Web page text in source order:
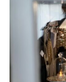
カテゴリー一覧
人気の記事
おすすめの記事